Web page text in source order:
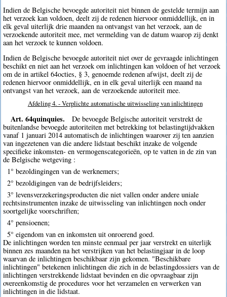
Indien de Belgische bevoegde autoriteit niet binnen de gestelde termijn aan
het verzoek kan voldoen, deelt zij de redenen hiervoor onmiddellijk, en in
elk geval uiterlijk drie maanden na ontvangst van het verzoek, aan de
verzoekende autoriteit mee, met vermelding van de datum waarop zij denkt
aan het verzoek te kunnen voldoen.
Indien de Belgische bevoegde autoriteit niet over de gevraagde inlichtingen
beschikt en niet aan het verzoek om inlichtingen kan voldoen of het verzoek
om de in artikel 64octies, § 3, genoemde redenen afwijst, deelt zij de
redenen hiervoor onmiddellijk, en in elk geval uiterlijk een maand na
ontvangst van het verzoek, aan de verzoekende autoriteit mee.
Afdeling 4. - Verplichte automatische uitwisseling van inlichtingen
Art. 64quinquies.
De bevoegde Belgische autoriteit verstrekt de
buitenlandse bevoegde autoriteiten met betrekking tot belastingtijdvakken
vanaf 1 januari 2014 automatisch de inlichtingen waarover zij ten aanzien
van ingezetenen van die andere lidstaat beschikt inzake de volgende
specifieke inkomsten- en vermogenscategorieën, op te vatten in de zin van
de Belgische wetgeving :
1° bezoldingingen van de werknemers;
2° bezoldigingen van de bedrijfsleiders;
3° levensverzekeringsproducten die niet vallen onder andere uniale
rechtsinstrumenten inzake de uitwisseling van inlichtingen noch onder
soortgelijke voorschriften;
4° pensioenen;
5° eigendom van en inkomsten uit onroerend goed.
De inlichtingen worden ten minste eenmaal per jaar verstrekt en uiterlijk
binnen zes maanden na het verstrijken van het belastingjaar in de loop
waarvan de inlichtingen beschikbaar zijn gekomen. "Beschikbare
inlichtingen" betekenen inlichtingen die zich in de belastingdossiers van de
inlichtingen verstrekkende lidstaat bevinden en die opvraagbaar zijn
overeenkomstig de procedures voor het verzamelen en verwerken van
inlichtingen in die lidstaat.